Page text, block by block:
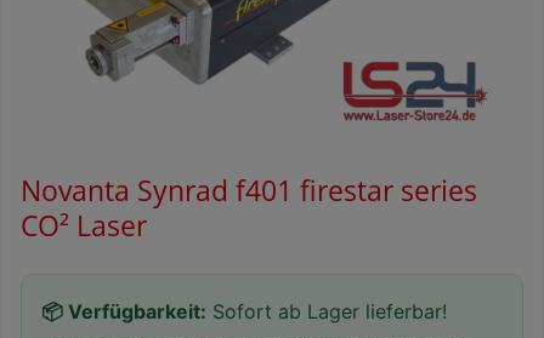
Novanta Synrad f401 firestar series
CO² Laser
📦 Verfügbarkeit: Sofort ab Lager lieferbar!